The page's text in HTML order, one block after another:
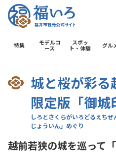
福
特集
モデルコ
ース
スポッ
ト・体験
グル
城と桜が彩
限定版「御城
越前若狭の城を巡って